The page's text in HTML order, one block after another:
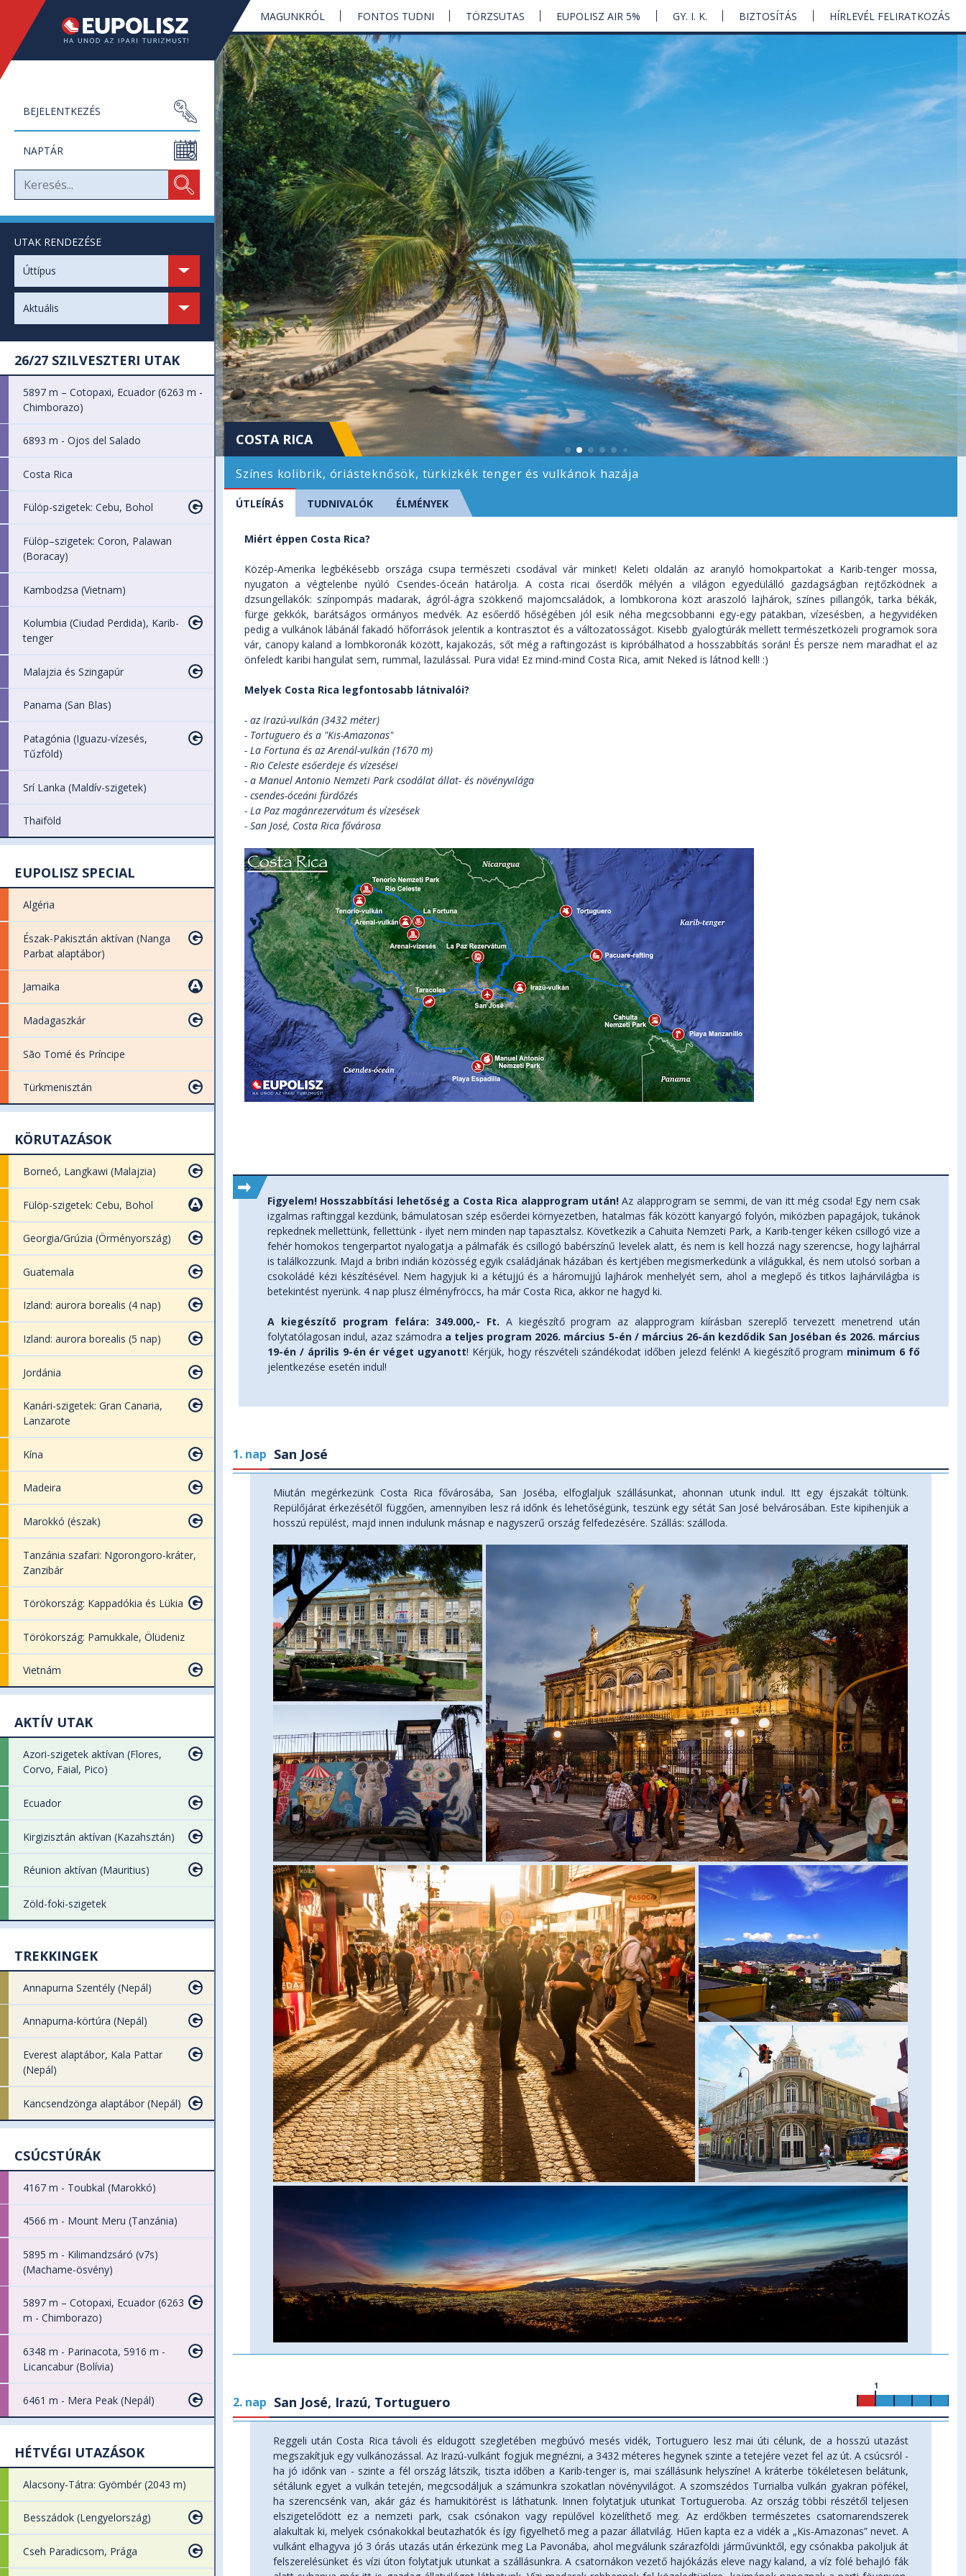
BEJELENTKEZÉS
NAPTÁR
UTAK RENDEZÉSE
Úttípus
Aktuális
26/27 SZILVESZTERI UTAK
5897 m – Cotopaxi, Ecuador (6263 m -
Chimborazo)
6893 m - Ojos del Salado
Costa Rica
Fülöp-szigetek: Cebu, Bohol
Fülöp–szigetek: Coron, Palawan
(Boracay)
Kambodzsa (Vietnam)
Kolumbia (Ciudad Perdida), Karib-
tenger
Malajzia és Szingapúr
Panama (San Blas)
Patagónia (Iguazu-vízesés,
Tűzföld)
Srí Lanka (Maldív-szigetek)
Thaiföld
EUPOLISZ SPECIAL
Algéria
Észak-Pakisztán aktívan (Nanga
Parbat alaptábor)
Jamaika
Madagaszkár
São Tomé és Príncipe
Türkmenisztán
KÖRUTAZÁSOK
Borneó, Langkawi (Malajzia)
Fülöp-szigetek: Cebu, Bohol
Georgia/Grúzia (Örményország)
Guatemala
Izland: aurora borealis (4 nap)
Izland: aurora borealis (5 nap)
Jordánia
Kanári-szigetek: Gran Canaria,
Lanzarote
Kína
Madeira
Marokkó (észak)
Tanzánia szafari: Ngorongoro-kráter,
Zanzibár
Törökország: Kappadókia és Lükia
Törökország: Pamukkale, Ölüdeniz
Vietnám
AKTÍV UTAK
Azori-szigetek aktívan (Flores,
Corvo, Faial, Pico)
Ecuador
Kirgizisztán aktívan (Kazahsztán)
Réunion aktívan (Mauritius)
Zöld-foki-szigetek
TREKKINGEK
Annapurna Szentély (Nepál)
Annapurna-körtúra (Nepál)
Everest alaptábor, Kala Pattar
(Nepál)
Kancsendzönga alaptábor (Nepál)
CSÚCSTÚRÁK
4167 m - Toubkal (Marokkó)
4566 m - Mount Meru (Tanzánia)
5895 m - Kilimandzsáró (v7s)
(Machame-ösvény)
5897 m – Cotopaxi, Ecuador (6263
m - Chimborazo)
6348 m - Parinacota, 5916 m -
Licancabur (Bolívia)
6461 m - Mera Peak (Nepál)
HÉTVÉGI UTAZÁSOK
Alacsony-Tátra: Gyömbér (2043 m)
Besszádok (Lengyelország)
Cseh Paradicsom, Prága
MAGUNKRÓL FONTOS TUDNI TÖRZSUTAS EUPOLISZ AIR 5% GY. I. K. BIZTOSÍTÁS HÍRLEVÉL FELIRATKOZÁS
COSTA RICA
Színes kolibrik, óriásteknősök, türkizkék tenger és vulkánok hazája
ÚTLEÍRÁS TUDNIVALÓK ÉLMÉNYEK
Miért éppen Costa Rica?
Közép-Amerika legbékésebb országa csupa természeti csodával vár minket! Keleti oldalán az aranyló homokpartokat a Karib-tenger mossa,
nyugaton a végtelenbe nyúló Csendes-óceán határolja. A costa ricai őserdők mélyén a világon egyedülálló gazdagságban rejtőzködnek a
dzsungellakók: színpompás madarak, ágról-ágra szökkenő majomcsaládok, a lombkorona közt araszoló lajhárok, színes pillangók, tarka békák,
fürge gekkók, barátságos ormányos medvék. Az esőerdő hőségében jól esik néha megcsobbanni egy-egy patakban, vízesésben, a hegyvidéken
pedig a vulkánok lábánál fakadó hőforrások jelentik a kontrasztot és a változatosságot. Kisebb gyalogtúrák mellett természetközeli programok sora
vár, canopy kaland a lombkoronák között, kajakozás, sőt még a raftingozást is kipróbálhatod a hosszabbítás során! És persze nem maradhat el az
önfeledt karibi hangulat sem, rummal, lazulással. Pura vida! Ez mind-mind Costa Rica, amit Neked is látnod kell! :)
Melyek Costa Rica legfontosabb látnivalói?
- az Irazú-vulkán (3432 méter)
- Tortuguero és a "Kis-Amazonas"
- La Fortuna és az Arenál-vulkán (1670 m)
- Rio Celeste esőerdeje és vízesései
- a Manuel Antonio Nemzeti Park csodálat állat- és növényvilága
- csendes-óceáni fürdőzés
- La Paz magánrezervátum és vízesések
- San José, Costa Rica fővárosa
Figyelem! Hosszabbítási lehetőség a Costa Rica alapprogram után!Az alapprogram se semmi, de van itt még csoda! Egy nem csak
izgalmas raftinggal kezdünk, bámulatosan szép esőerdei környezetben, hatalmas fák között kanyargó folyón, miközben papagájok, tukánok
repkednek mellettünk, fellettünk - ilyet nem minden nap tapasztalsz. Következik a Cahuita Nemzeti Park, a Karib-tenger kéken csillogó vize a
fehér homokos tengerpartot nyalogatja a pálmafák és csillogó babérszínű levelek alatt, és nem is kell hozzá nagy szerencse, hogy lajhárral
is találkozzunk. Majd a bribri indián közösség egyik családjának házában és kertjében megismerkedünk a világukkal, és nem utolsó sorban a
csokoládé kézi készítésével. Nem hagyjuk ki a kétujjú és a háromujjú lajhárok menhelyét sem, ahol a meglepő és titkos lajhárvilágba is
betekintést nyerünk. 4 nap plusz élményfröccs, ha már Costa Rica, akkor ne hagyd ki.
A kiegészítő program felára: 349.000,- Ft. A kiegészítő program az alapprogram kiírásban szereplő tervezett menetrend után
folytatólagosan indul, azaz számodra a teljes program 2026. március 5-én / március 26-án kezdődik San Joséban és 2026. március
19-én / április 9-én ér véget ugyanott! Kérjük, hogy részvételi szándékodat időben jelezd felénk! A kiegészítő program minimum 6 fő
jelentkezése esetén indul!
1. nap San José
Miután megérkezünk Costa Rica fővárosába, San Joséba, elfoglaljuk szállásunkat, ahonnan utunk indul. Itt egy éjszakát töltünk.
Repülőjárat érkezésétől függően, amennyiben lesz rá időnk és lehetőségünk, teszünk egy sétát San José belvárosában. Este kipihenjük a
hosszú repülést, majd innen indulunk másnap e nagyszerű ország felfedezésére. Szállás: szálloda.
2. nap San José, Irazú, Tortuguero
1
Reggeli után Costa Rica távoli és eldugott szegletében megbúvó mesés vidék, Tortuguero lesz mai úti célunk, de a hosszú utazást
megszakítjuk egy vulkánozással. Az Irazú-vulkánt fogjuk megnézni, a 3432 méteres hegynek szinte a tetejére vezet fel az út. A csúcsról -
ha jó időnk van - szinte a fél ország látszik, tiszta időben a Karib-tenger is, mai szállásunk helyszíne! A kráterbe tökéletesen belátunk,
sétálunk egyet a vulkán tetején, megcsodáljuk a számunkra szokatlan növényvilágot. A szomszédos Turrialba vulkán gyakran pöfékel,
ha szerencsénk van, akár gáz és hamukitörést is láthatunk. Innen folytatjuk utunkat Tortugueroba. Az ország többi részétől teljesen
elszigetelődött ez a nemzeti park, csak csónakon vagy repülővel közelíthető meg. Az erdőkben természetes csatornarendszerek
alakultak ki, melyek csónakokkal beutazhatók és így figyelhető meg a pazar állatvilág. Hűen kapta ez a vidék a „Kis-Amazonas” nevet. A
vulkánt elhagyva jó 3 órás utazás után érkezünk meg La Pavonába, ahol megválunk szárazföldi járművünktől, egy csónakba pakoljuk át
felszerelésünket és vízi úton folytatjuk utunkat a szállásunkra. A csatornákon vezető hajókázás eleve nagy kaland, a víz fölé behajló fák